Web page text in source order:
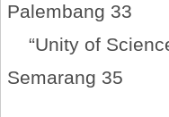
Palembang 33
“Unity of
Semarang 35